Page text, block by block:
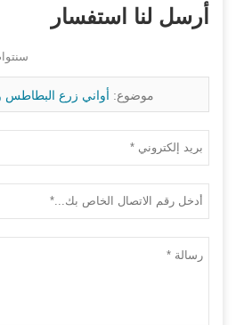
أرسل لنا استفسار
موضوع: أواني زرع البطاطس
للخضروات في الهواء الطلق ، زهور